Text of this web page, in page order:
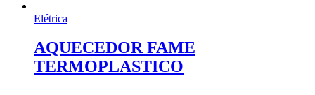
Elétrica
AQUECEDOR FAME
TERMOPLASTICO